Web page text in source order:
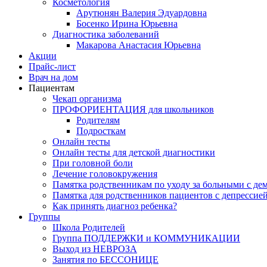
Арутюнян Валерия Эдуардовна
Босенко Ирина Юрьевна
Диагностика заболеваний
Макарова Анастасия Юрьевна
Акции
Прайс-лист
Врач на дом
Пациентам
Чекап организма
ПРОФОРИЕНТАЦИЯ для школьников
Родителям
Подросткам
Онлайн тесты
Онлайн тесты для детской диагностики
При головной боли
Лечение головокружения
Памятка родственникам по уходу за больными с
Памятка для родственников пациентов с депрессией
Как принять диагноз ребенка?
Группы
Школа Родителей
Группа ПОДДЕРЖКИ и КОММУНИКАЦИИ
Выход из НЕВРОЗА
Занятия по БЕССОНИЦЕ